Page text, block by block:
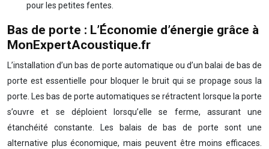
pour les petites fentes.
Bas de porte : L’Économie d’énergie grâce à
MonExpertAcoustique.fr
L’installation d’un bas de porte automatique ou d’un balai de bas de
porte est essentielle pour bloquer le bruit qui se propage sous la
porte. Les bas de porte automatiques se rétractent lorsque la porte
s’ouvre et se déploient lorsqu’elle se ferme, assurant une
étanchéité constante. Les balais de bas de porte sont une
alternative plus économique, mais peuvent être moins efficaces.